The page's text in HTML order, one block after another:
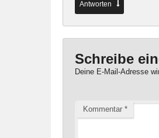
Antworten
Schreibe
Deine E-Mail-Adresse
Kommentar *